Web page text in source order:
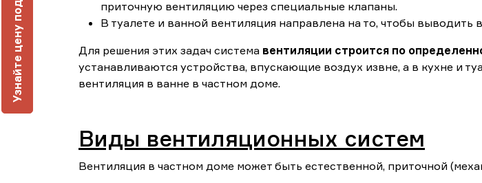
приточную вентиляцию через специальные клапаны.
В туалете и ванной вентиляция направлена на то, чтобы выводить
Для решения этих задач система вентиляции строится по
устанавливаются устройства, впускающие воздух извне, а в кухне и
вентиляция в ванне в частном доме.
Виды вентиляционных систем
Вентиляция в частном доме может быть естественной, приточной
У
з
н
а
й
т
е
ц
е
н
у
п
о
д
к
л
ю